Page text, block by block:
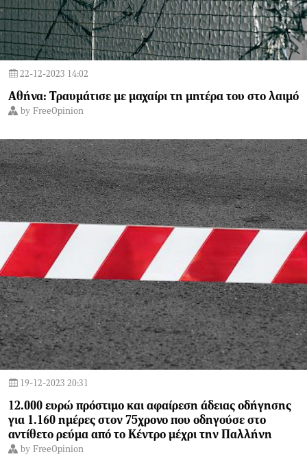
22-12-2023 14:02
Aθήνα: Τραυμάτισε με μαχαίρι τη μητέρα του στο λαιμό
by FreeOpinion
19-12-2023 20:31
12.000 ευρώ πρόστιμο και αφαίρεση άδειας οδήγησης
για 1.160 ημέρες στον 75χρονο που οδηγούσε στο
αντίθετο ρεύμα από το Κέντρο μέχρι την Παλλήνη
by FreeOpinion